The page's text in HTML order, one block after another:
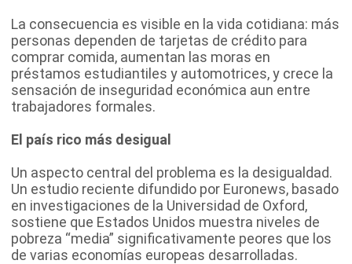
La consecuencia es visible en la vida cotidiana: más
personas dependen de tarjetas de crédito para
comprar comida, aumentan las moras en
préstamos estudiantiles y automotrices, y crece la
sensación de inseguridad económica aun entre
trabajadores formales.
El país rico más desigual
Un aspecto central del problema es la desigualdad.
Un estudio reciente difundido por Euronews, basado
en investigaciones de la Universidad de Oxford,
sostiene que Estados Unidos muestra niveles de
pobreza “media” significativamente peores que los
de varias economías europeas desarrolladas.